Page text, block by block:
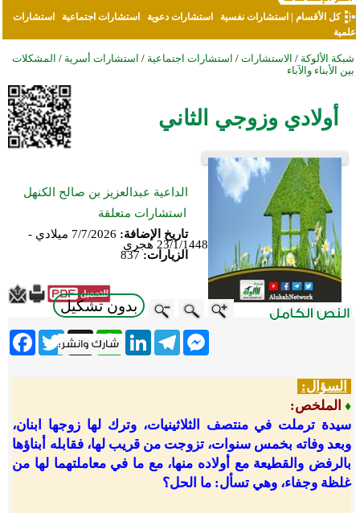
كل الأقسام استشارات نفسية استشارات دعوية استشارات اجتماعية
استشارات
علمية
شبكة الألوكة / الاستشارات / استشارات اجتماعية / استشارات أسرية / المشكلات
بين الأبناء والآباء
أولادي وزوجي الثاني
الداعية عبدالعزيز بن صالح الكنهل
استشارات متعلقة
تاريخ الإضافة:
7/7/2026 ميلادي -
23/1/1448 هجري
الزيارات: 837
بدون تشكيل
Twitter X
WhatsApp
LinkedInTelegram
Messenger
السؤال:
♦ الملخص:
سيدة ترملت في منتصف الثلاثينيات، وترك لها زوجها ابنان،
وبعد وفاته بخمس سنوات، تزوجت من قريب لها، فقابله أبناؤها
بالرفض والقطيعة مع أولاده منها، مع ما في معاملتهما لها من
غلظة وجفاء، وهي تسأل: ما الحل؟